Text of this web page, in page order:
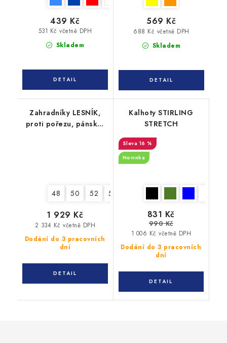
Skladem
531 Kč včetně DPH
439 Kč
Skladem
688 Kč včetně DPH
569 Kč
Zahradníky LESNÍK,
proti pořezu, pánské,
48 50 52 54
Dodání do 3 pracovních
dní
2 334 Kč včetně DPH
1 929 Kč
Kalhoty STIRLING
STRETCH
16 %
Novinka
Dodání do 3 pracovních
dní
1 006 Kč včetně DPH
831 Kč
990 Kč